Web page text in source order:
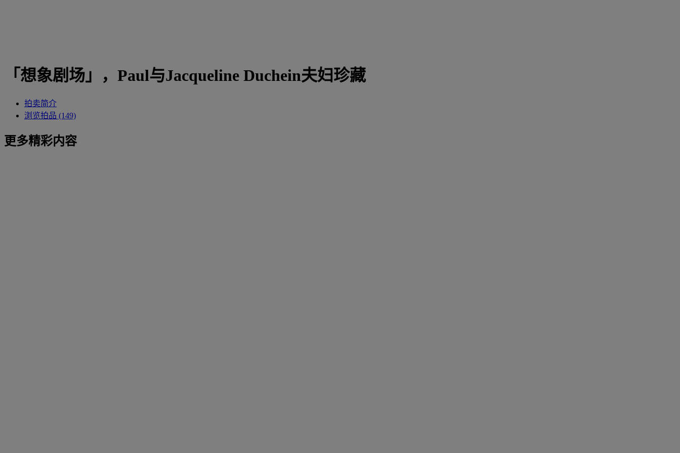
「想象剧场」，Paul与Jacqueline Duchein夫妇珍藏
拍卖简介
浏览拍品 (149)
更多精彩内容